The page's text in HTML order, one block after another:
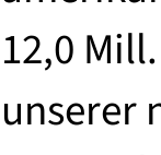
12,0
unserer